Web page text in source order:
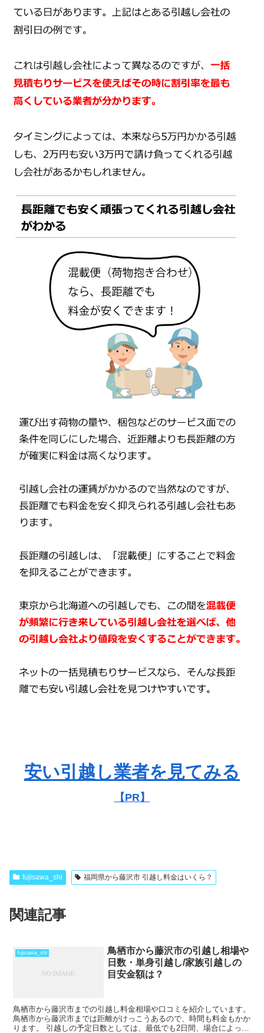
安い引越し業者を見てみる
【PR】
fujisawa_shi 福岡県から藤沢市 引越し料金はいくら？
関連記事
fujisawa_shi
鳥栖市から藤沢市の引越し相場や
日数・単身引越し/家族引越しの
目安金額は？
鳥栖市から藤沢市までの引越し料金相場や口コミを紹介しています。
鳥栖市から藤沢市までは距離がけっこうあるので、時間も料金もかか
ります。 引越しの予定日数としては、最低でも2日間、場合によって